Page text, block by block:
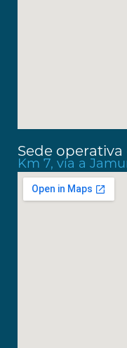
Sede
Km 7, vía a